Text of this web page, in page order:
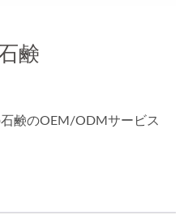
鹸
鹸のOEM/ODMサービス